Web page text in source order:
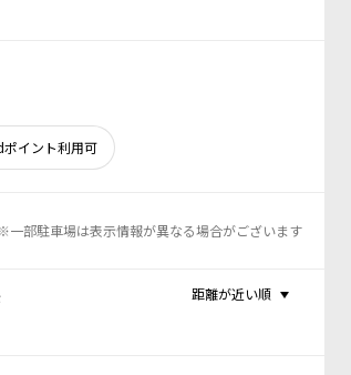
ポイント利用可
一部駐車場は表示情報が異なる場合がございます
距離が近い順